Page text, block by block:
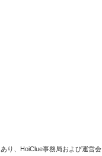
り、HoiClue事務局および運営会